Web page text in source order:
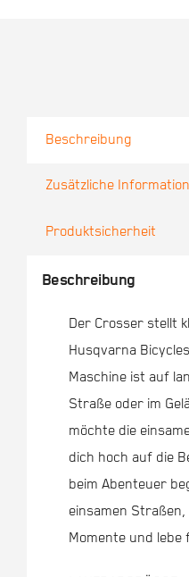
Beschreibung
Zusätzliche Information
Produktsicherheit
Beschreibung
Der Crosser stellt
Husqvarna
Maschine ist auf
Straße oder im
möchte die
dich hoch auf die
beim Abenteuer
einsamen
Momente und lebe